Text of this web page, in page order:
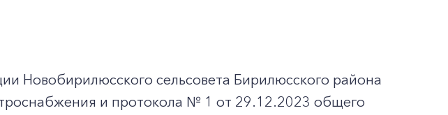
Новобирилюсского сельсовета Бирилюсского района
и протокола № 1 от 29.12.2023 общего